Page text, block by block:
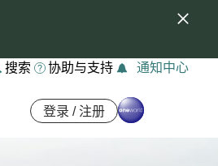
搜索 协助与支持 通知中心
登录 / 注册